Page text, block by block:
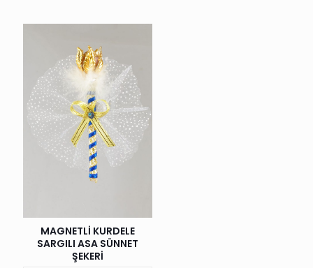
MAGNETLİ KURDELE
SARGILI ASA SÜNNET
ŞEKERİ